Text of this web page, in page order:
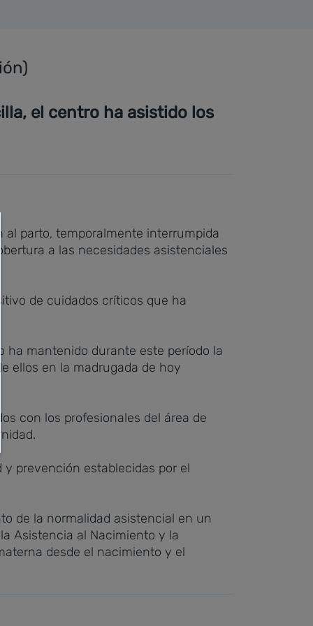
el centro ha asistido los
al parto, temporalmente interrumpida
a las necesidades asistenciales
de cuidados críticos que ha
ha mantenido durante este período la
ellos en la madrugada de hoy
con los profesionales del área de
prevención establecidas por el
de la normalidad asistencial en un
Asistencia al Nacimiento y la
desde el nacimiento y el